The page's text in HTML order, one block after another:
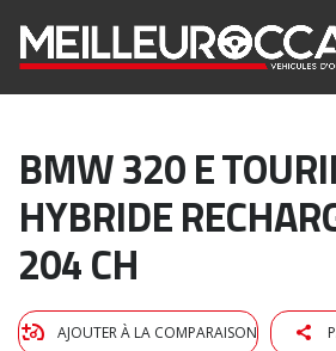
BMW 320 E
HYBRIDE
204 CH
AJOUTER À LA COMPARAISON